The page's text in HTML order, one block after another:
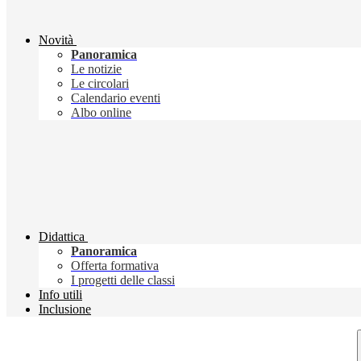
Novità
Panoramica
Le notizie
Le circolari
Calendario eventi
Albo online
Didattica
Panoramica
Offerta formativa
I progetti delle classi
Info utili
Inclusione